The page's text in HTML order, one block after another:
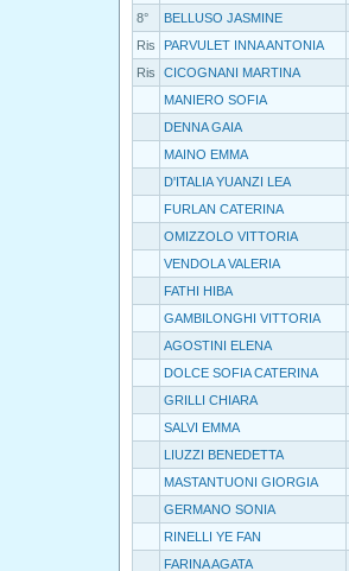
8°
BELLUSO JASMINE
Ris
PARVULET INNA ANTONIA
Ris
CICOGNANI MARTINA
MANIERO SOFIA
DENNA GAIA
MAINO EMMA
D'ITALIA YUANZI LEA
FURLAN CATERINA
OMIZZOLO VITTORIA
VENDOLA VALERIA
FATHI HIBA
GAMBILONGHI VITTORIA
AGOSTINI ELENA
DOLCE SOFIA CATERINA
GRILLI CHIARA
SALVI EMMA
LIUZZI BENEDETTA
MASTANTUONI GIORGIA
GERMANO SONIA
RINELLI YE FAN
FARINA AGATA